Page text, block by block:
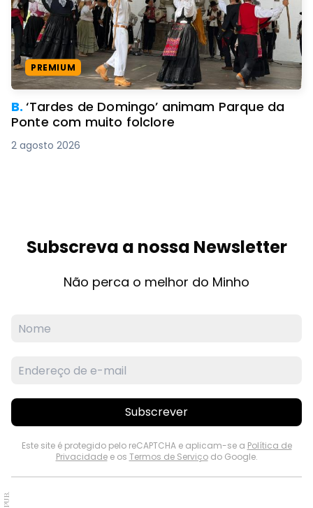
PREMIUM
B.‘Tardes de Domingo’ animam Parque da
Ponte com muito folclore
2 agosto 2026
Subscreva a nossa Newsletter
Não perca o melhor do Minho
Subscrever
Este site é protegido pelo reCAPTCHA e aplicam-se a Política de
Privacidadee os Termos de Serviçodo Google.
PUB.